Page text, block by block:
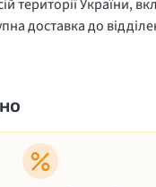
території України,
доставка до